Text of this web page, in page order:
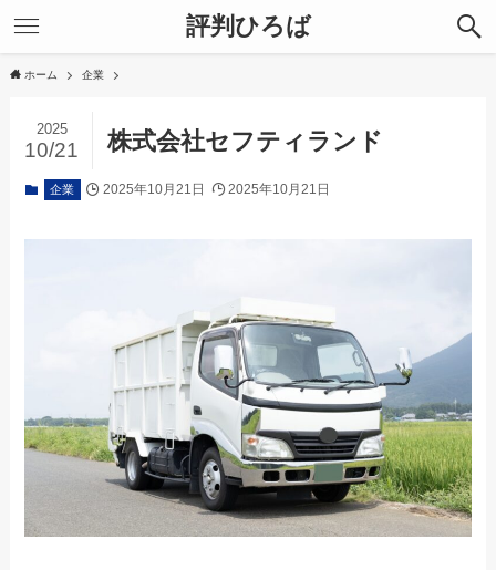
評判ひろば
ホーム 企業
株式会社セフティランド
2025
10/21
企業 2025年10月21日 2025年10月21日